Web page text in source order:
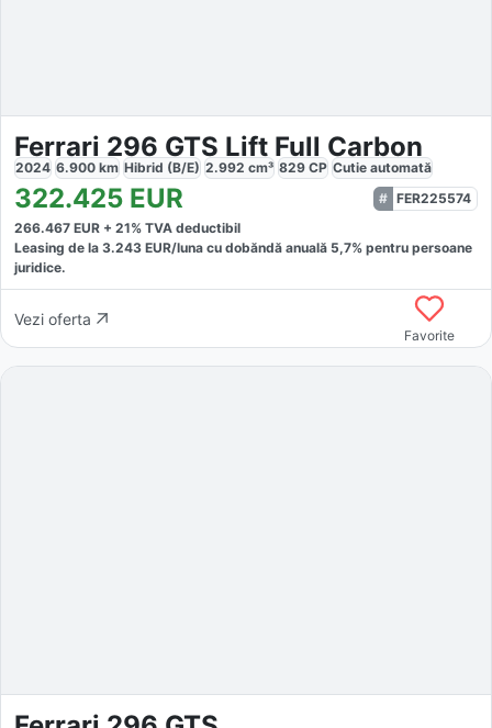
Ferrari 296 GTS Lift Full Carbon
2024 6.900 km Hibrid (B/E) 2.992 cm³ 829 CP Cutie automată
322.425 EUR
FER225574
266.467 EUR + 21% TVA deductibil
Leasing de la 3.243 EUR/luna cu dobăndă anuală 5,7% pentru persoane
juridice.
Vezi oferta
Favorite